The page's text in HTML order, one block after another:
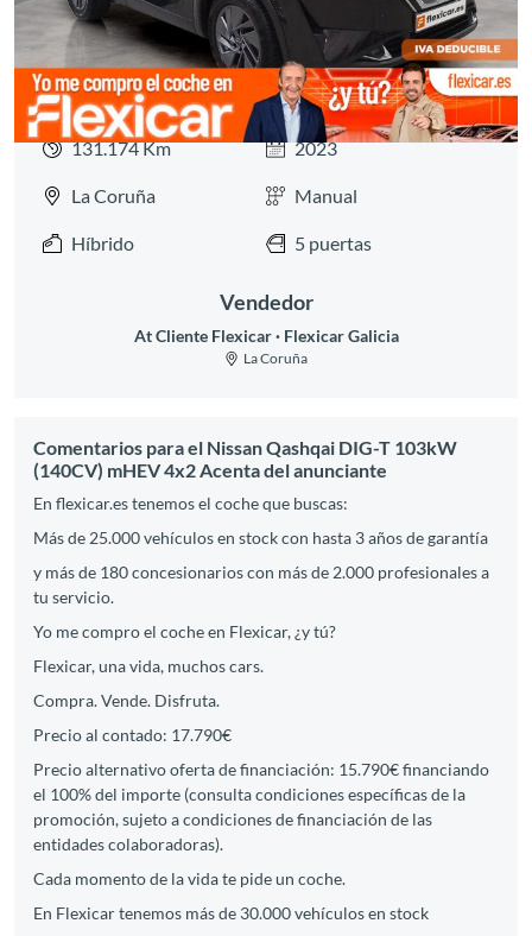
131.174 Km 2023
La Coruña Manual
Híbrido 5 puertas
Vendedor
At Cliente Flexicar Flexicar Galicia
La Coruña
Comentarios para el Nissan Qashqai DIG-T 103kW
(140CV) mHEV 4x2 Acenta del anunciante
En flexicar.es tenemos el coche que buscas:
Más de 25.000 vehículos en stock con hasta 3 años de garantía
y más de 180 concesionarios con más de 2.000 profesionales a
tu servicio.
Yo me compro el coche en Flexicar, ¿y tú?
Flexicar, una vida, muchos cars.
Compra. Vende. Disfruta.
Precio al contado: 17.790€
Precio alternativo oferta de financiación: 15.790€ financiando
el 100% del importe (consulta condiciones específicas de la
promoción, sujeto a condiciones de financiación de las
entidades colaboradoras).
Cada momento de la vida te pide un coche.
En Flexicar tenemos más de 30.000 vehículos en stock